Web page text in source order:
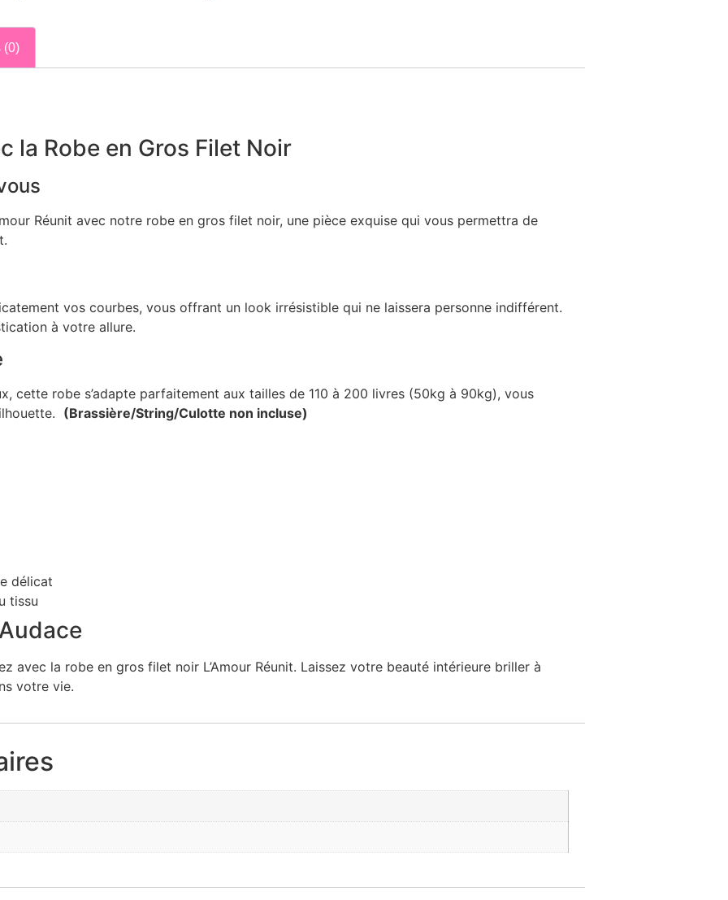
(0)
la Robe en Gros Filet Noir
Réunit avec notre robe en gros filet noir, une pièce exquise qui vous permettra de
vos courbes, vous offrant un look irrésistible qui ne laissera personne indifférent.
à votre allure.
cette robe s’adapte parfaitement aux tailles de 110 à 200 livres (50kg à 90kg), vous
(Brassière/String/Culotte non incluse)
délicat
tissu
avec la robe en gros filet noir L’Amour Réunit. Laissez votre beauté intérieure briller à
votre vie.